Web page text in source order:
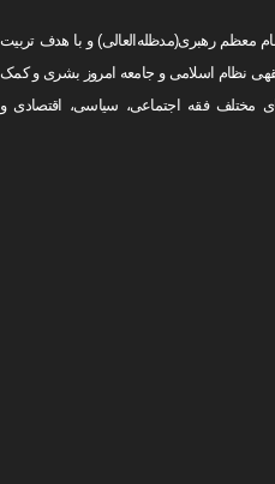
معظم رهبری(مد‌ظله‌العالی) و با هدف تربیت
نظام اسلامی و جامعه امروز بشری و کمک
مختلف فقه اجتماعی‌، سیاسی‌، اقتصادی و